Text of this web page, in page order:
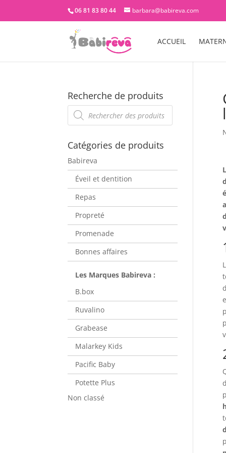
06 81 83 80 44 barbara@babireva.com
ACCUEIL
Recherche de produits
Recherche
de
produits
Catégories de produits
Babireva
Éveil et dentition
Repas
Propreté
Promenade
Bonnes affaires
B.box
Ruvalino
Grabease
Malarkey Kids
Pacific Baby
Potette Plus
Non classé